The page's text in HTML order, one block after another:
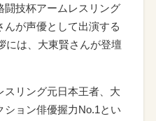
闘技杯アームレスリング
が声優として出演する
には、大東賢さんが登壇
スリング元日本王者、大
ョン俳優握力No.1とい